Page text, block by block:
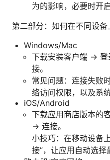
为的影响，必要时开
第二部分：如何在不同设
Windows/Mac
下载安装客户端 →
接。
常见问题：连接失败
络访问权限，以及系
iOS/Android
下载应用商店版本的
→ 连接。
小技巧：在移动设备
接”，让应用自动选择